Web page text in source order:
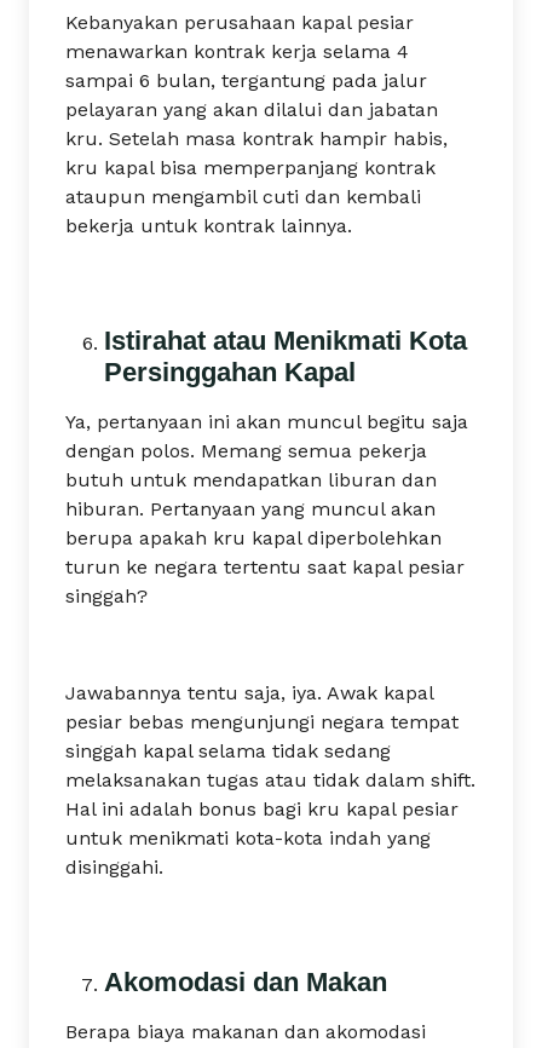
Kebanyakan perusahaan kapal pesiar
menawarkan kontrak kerja selama 4
sampai 6 bulan, tergantung pada jalur
pelayaran yang akan dilalui dan jabatan
kru. Setelah masa kontrak hampir habis,
kru kapal bisa memperpanjang kontrak
ataupun mengambil cuti dan kembali
bekerja untuk kontrak lainnya.
Istirahat atau Menikmati Kota
Persinggahan Kapal
Ya, pertanyaan ini akan muncul begitu saja
dengan polos. Memang semua pekerja
butuh untuk mendapatkan liburan dan
hiburan. Pertanyaan yang muncul akan
berupa apakah kru kapal diperbolehkan
turun ke negara tertentu saat kapal pesiar
singgah?
Jawabannya tentu saja, iya. Awak kapal
pesiar bebas mengunjungi negara tempat
singgah kapal selama tidak sedang
melaksanakan tugas atau tidak dalam shift.
Hal ini adalah bonus bagi kru kapal pesiar
untuk menikmati kota-kota indah yang
disinggahi.
Akomodasi dan Makan
Berapa biaya makanan dan akomodasi